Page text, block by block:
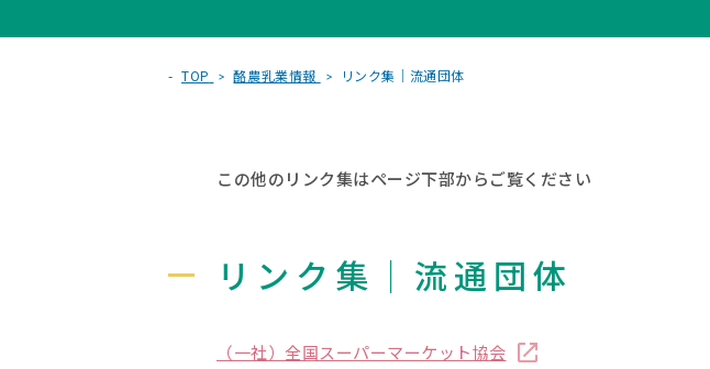
TOP 酪農乳業情報 リンク集｜流通団体
この他のリンク集はページ下部からご覧ください
リンク集｜流通団体
（一社）全国スーパーマーケット協会